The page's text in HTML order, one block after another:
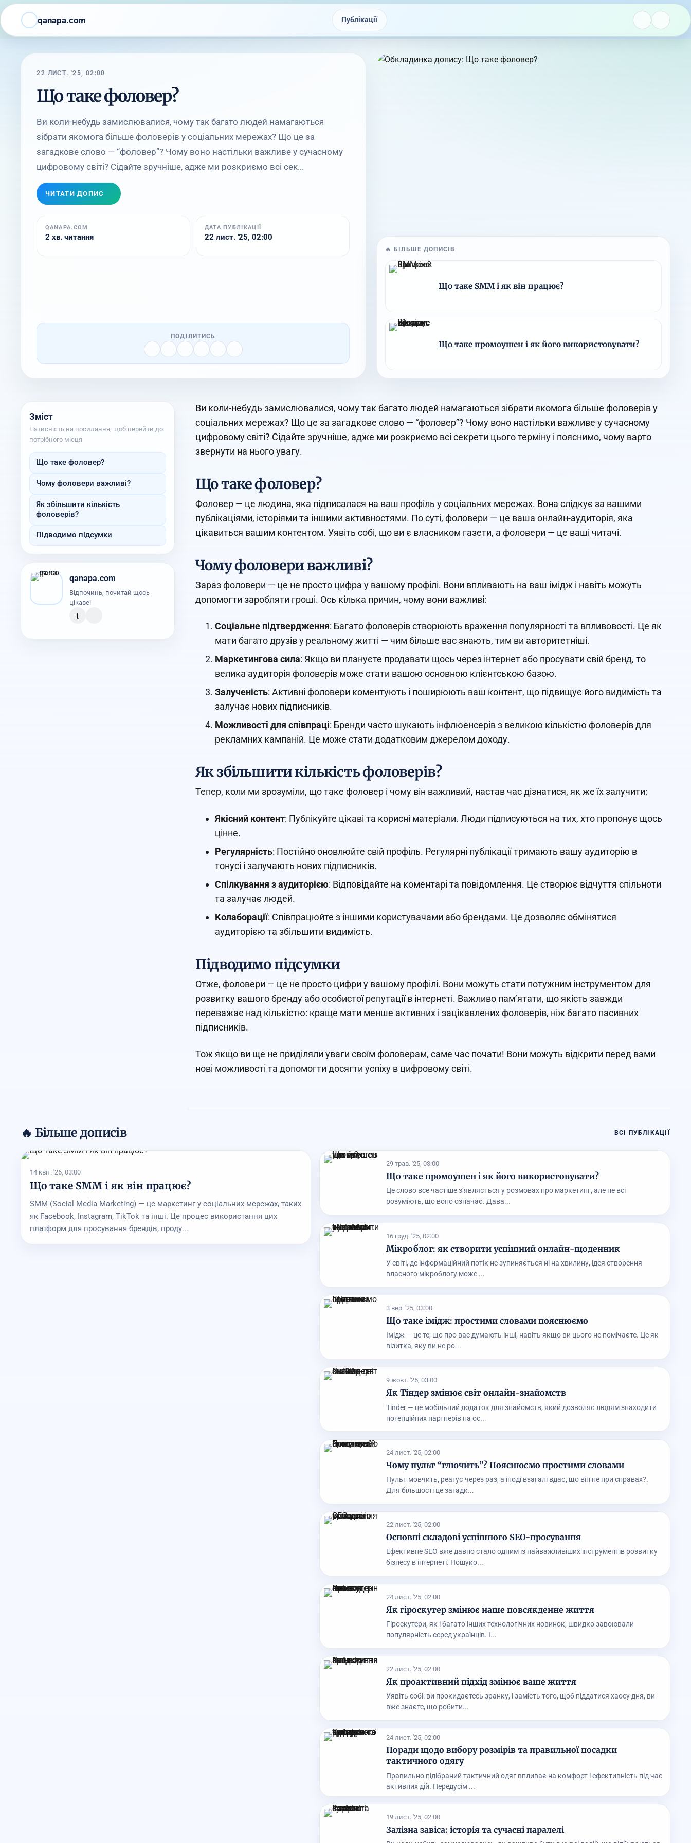
qanapa.com Публікації
22 ЛИСТ. '25, 02:00
Що таке фоловер?
Ви коли-небудь замислювалися, чому так багато людей намагаються
зібрати якомога більше фоловерів у соціальних мережах? Що це за
загадкове слово — “фоловер”? Чому воно настільки важливе у сучасному
цифровому світі? Сідайте зручніше, адже ми розкриємо всі сек...
ЧИТАТИ ДОПИС
QANAPA.COM
2 хв. читання
ДАТА ПУБЛІКАЦІЇ
22 лист. '25, 02:00
ПОДІЛИТИСЬ
🔥 БІЛЬШЕ ДОПИСІВ
Що таке SММ і як він працює?
Що таке промоушен і як його використовувати?
Зміст
Натисність на посилання, щоб перейти до
потрібного місця
Що таке фоловер?
Чому фоловери важливі?
Як збільшити кількість
фоловерів?
Підводимо підсумки
qanapa.com
Відпочинь, почитай щось
цікаве!
t
Ви коли-небудь замислювалися, чому так багато людей намагаються зібрати якомога більше фоловерів у
соціальних мережах? Що це за загадкове слово — “фоловер”? Чому воно настільки важливе у сучасному
цифровому світі? Сідайте зручніше, адже ми розкриємо всі секрети цього терміну і пояснимо, чому варто
звернути на нього увагу.
Що таке фоловер?
Фоловер — це людина, яка підписалася на ваш профіль у соціальних мережах. Вона слідкує за вашими
публікаціями, історіями та іншими активностями. По суті, фоловери — це ваша онлайн-аудиторія, яка
цікавиться вашим контентом. Уявіть собі, що ви є власником газети, а фоловери — це ваші читачі.
Чому фоловери важливі?
Зараз фоловери — це не просто цифра у вашому профілі. Вони впливають на ваш імідж і навіть можуть
допомогти заробляти гроші. Ось кілька причин, чому вони важливі:
Соціальне підтвердження: Багато фоловерів створюють враження популярності та впливовості. Це як
мати багато друзів у реальному житті — чим більше вас знають, тим ви авторитетніші.
Маркетингова сила: Якщо ви плануєте продавати щось через інтернет або просувати свій бренд, то
велика аудиторія фоловерів може стати вашою основною клієнтською базою.
Залученість: Активні фоловери коментують і поширюють ваш контент, що підвищує його видимість та
залучає нових підписників.
Можливості для співпраці: Бренди часто шукають інфлюенсерів з великою кількістю фоловерів для
рекламних кампаній. Це може стати додатковим джерелом доходу.
Як збільшити кількість фоловерів?
Тепер, коли ми зрозуміли, що таке фоловер і чому він важливий, настав час дізнатися, як же їх залучити:
Якісний контент: Публікуйте цікаві та корисні матеріали. Люди підписуються на тих, хто пропонує щось
цінне.
Регулярність: Постійно оновлюйте свій профіль. Регулярні публікації тримають вашу аудиторію в
тонусі і залучають нових підписників.
Спілкування з аудиторією: Відповідайте на коментарі та повідомлення. Це створює відчуття спільноти
та залучає людей.
Колаборації: Співпрацюйте з іншими користувачами або брендами. Це дозволяє обмінятися
аудиторією та збільшити видимість.
Підводимо підсумки
Отже, фоловери — це не просто цифри у вашому профілі. Вони можуть стати потужним інструментом для
розвитку вашого бренду або особистої репутації в інтернеті. Важливо пам’ятати, що якість завжди
переважає над кількістю: краще мати менше активних і зацікавлених фоловерів, ніж багато пасивних
підписників.
Тож якщо ви ще не приділяли уваги своїм фоловерам, саме час почати! Вони можуть відкрити перед вами
нові можливості та допомогти досягти успіху в цифровому світі.
🔥 Більше дописів ВСІ ПУБЛІКАЦІЇ
14 квіт. '26, 03:00
Що таке SММ і як він працює?
SММ (Social Media Marketing) — це маркетинг у соціальних мережах, таких
як Facebook, Instagram, TikTok та інші. Це процес використання цих
платформ для просування брендів, проду...
29 трав. '25, 03:00
Що таке промоушен і як його використовувати?
Це слово все частіше з’являється у розмовах про маркетинг, але не всі
розуміють, що воно означає. Дава...
16 груд. '25, 02:00
Мікроблог: як створити успішний онлайн-щоденник
У світі, де інформаційний потік не зупиняється ні на хвилину, ідея створення
власного мікроблогу може ...
3 вер. '25, 03:00
Що таке імідж: простими словами пояснюємо
Імідж — це те, що про вас думають інші, навіть якщо ви цього не помічаєте. Це як
візитка, яку ви не ро...
9 жовт. '25, 03:00
Як Тіндер змінює світ онлайн-знайомств
Tinder — це мобільний додаток для знайомств, який дозволяє людям знаходити
потенційних партнерів на ос...
24 лист. '25, 02:00
Чому пульт “глючить”? Пояснюємо простими словами
Пульт мовчить, реагує через раз, а іноді взагалі вдає, що він не при справах?.
Для більшості це загадк...
22 лист. '25, 02:00
Основні складові успішного SEO-просування
Ефективне SEO вже давно стало одним із найважливіших інструментів розвитку
бізнесу в інтернеті. Пошуко...
24 лист. '25, 02:00
Як гіроскутер змінює наше повсякденне життя
Гіроскутери, як і багато інших технологічних новинок, швидко завоювали
популярність серед українців. І...
22 лист. '25, 02:00
Як проактивний підхід змінює ваше життя
Уявіть собі: ви прокидаєтесь зранку, і замість того, щоб піддатися хаосу дня, ви
вже знаєте, що робити...
24 лист. '25, 02:00
Поради щодо вибору розмірів та правильної посадки
тактичного одягу
Правильно підібраний тактичний одяг впливає на комфорт і ефективність під час
активних дій. Передусім ...
19 лист. '25, 02:00
Залізна завіса: історія та сучасні паралелі